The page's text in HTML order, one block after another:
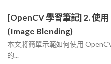
[OpenCV 學習筆記] 2. 使
(Image Blending)
本文將簡單示範如何使用
的...